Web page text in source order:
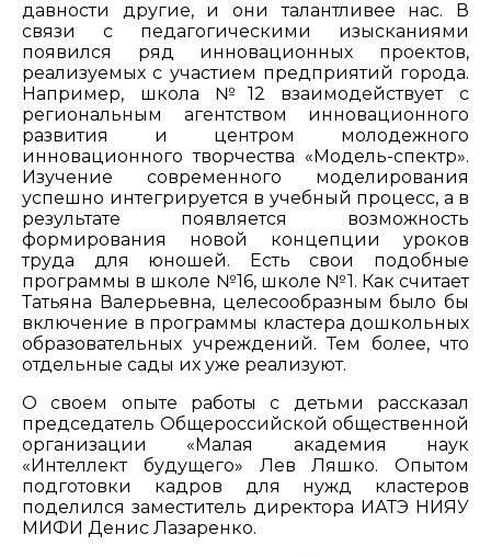
давности другие, и они талантливее нас. В
связи с педагогическими изысканиями
появился ряд инновационных проектов,
реализуемых с участием предприятий города.
Например, школа №12 взаимодействует с
региональным агентством инновационного
развития и центром молодежного
инновационного творчества «Модель-спектр».
Изучение современного моделирования
успешно интегрируется в учебный процесс, а в
результате появляется возможность
формирования новой концепции уроков
труда для юношей. Есть свои подобные
программы в школе №16, школе №1. Как считает
Татьяна Валерьевна, целесообразным было бы
включение в программы кластера дошкольных
образовательных учреждений. Тем более, что
отдельные сады их уже реализуют.
О своем опыте работы с детьми рассказал
председатель Общероссийской общественной
организации «Малая академия наук
«Интеллект будущего» Лев Ляшко. Опытом
подготовки кадров для нужд кластеров
поделился заместитель директора ИАТЭ НИЯУ
МИФИ Денис Лазаренко.